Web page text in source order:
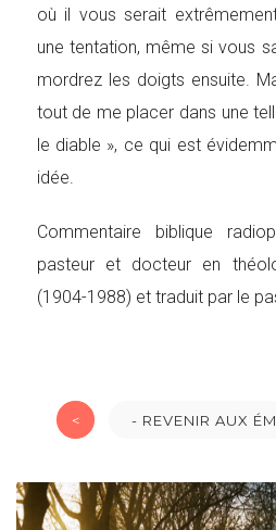
où il vous serait
une tentation, même si vous
mordrez les doigts ensuite.
tout de me placer dans une
le diable », ce qui est
idée.
Commentaire biblique
pasteur et docteur en
(1904-1988) et traduit par le
< - REVENIR AUX